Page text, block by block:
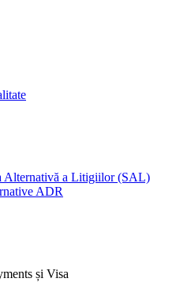
Alternativă a Litigiilor (SAL)
ADR